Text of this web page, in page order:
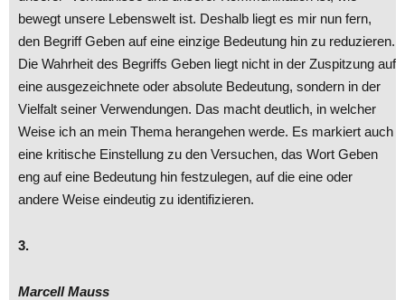
bewegt unsere Lebenswelt ist. Deshalb liegt es mir nun fern,
den Begriff Geben auf eine einzige Bedeutung hin zu reduzieren.
Die Wahrheit des Begriffs Geben liegt nicht in der Zuspitzung auf
eine ausgezeichnete oder absolute Bedeutung, sondern in der
Vielfalt seiner Verwendungen. Das macht deutlich, in welcher
Weise ich an mein Thema herangehen werde. Es markiert auch
eine kritische Einstellung zu den Versuchen, das Wort Geben
eng auf eine Bedeutung hin festzulegen, auf die eine oder
andere Weise eindeutig zu identifizieren.
3.
Marcell Mauss